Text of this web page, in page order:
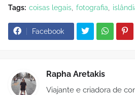
Tags: coisas legais fotografia
Facebook
Rapha Aretakis
Viajante e criadora de